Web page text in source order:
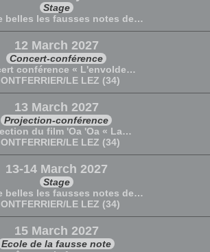
Stage
belles les fausses notes de…
12 March 2027
Concert-conférence
conférence « L'envolde…
LE LEZ (34)
13 March 2027
Projection-conférence
du film 'Oa 'Oa « La…
LE LEZ (34)
13-14 March 2027
Stage
belles les fausses notes de…
LE LEZ (34)
15 March 2027
Ecole de la fausse note